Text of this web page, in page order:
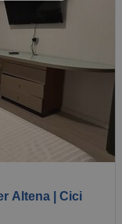
1 / 7
Altena | Cici